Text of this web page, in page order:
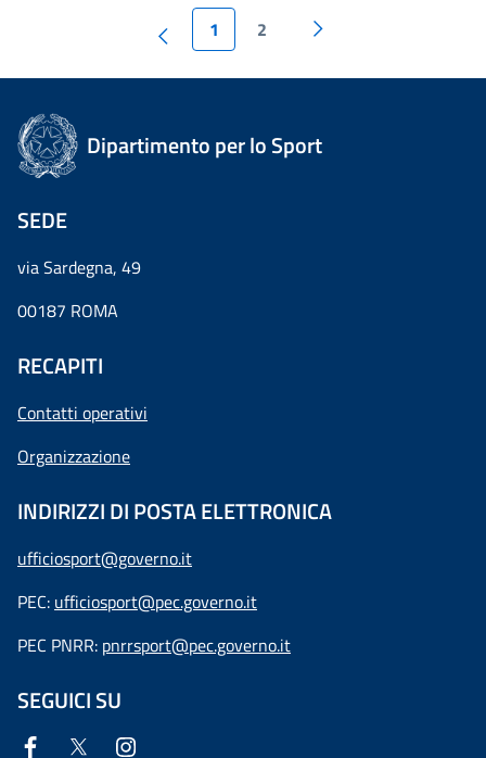
1 2
Dipartimento per lo Sport
SEDE
via Sardegna, 49
00187 ROMA
RECAPITI
Contatti operativi
Organizzazione
INDIRIZZI DI POSTA ELETTRONICA
ufficiosport@governo.it
PEC: ufficiosport@pec.governo.it
PEC PNRR: pnrrsport@pec.governo.it
SEGUICI SU